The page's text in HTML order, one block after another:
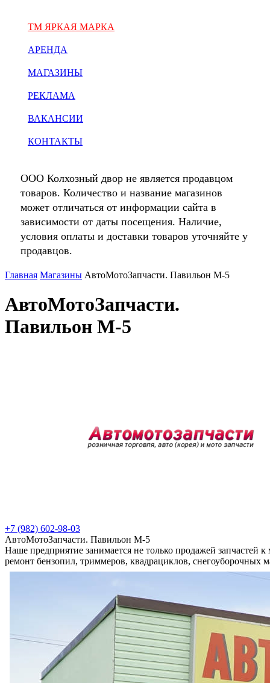
ТМ ЯРКАЯ МАРКА
АРЕНДА
МАГАЗИНЫ
РЕКЛАМА
ВАКАНСИИ
КОНТАКТЫ
ООО Колхозный двор не является продавцом
товаров. Количество и название магазинов
может отличаться от информации сайта в
зависимости от даты посещения. Наличие,
условия оплаты и доставки товаров уточняйте у
продавцов.
Главная Магазины АвтоМотоЗапчасти. Павильон М-5
АвтоМотоЗапчасти.
Павильон М-5
+7 (982) 602-98-03
АвтоМотоЗапчасти. Павильон М-5
Наше предприятие занимается не только продажей
ремонт бензопил, триммеров, квадрациклов, снегоуборочных